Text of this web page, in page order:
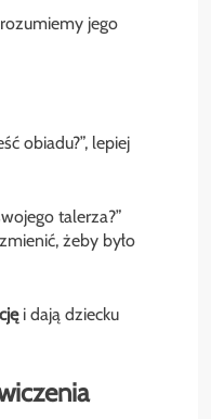
jego
obiadu?”, lepiej
talerza?”
żeby było
i dają dziecku